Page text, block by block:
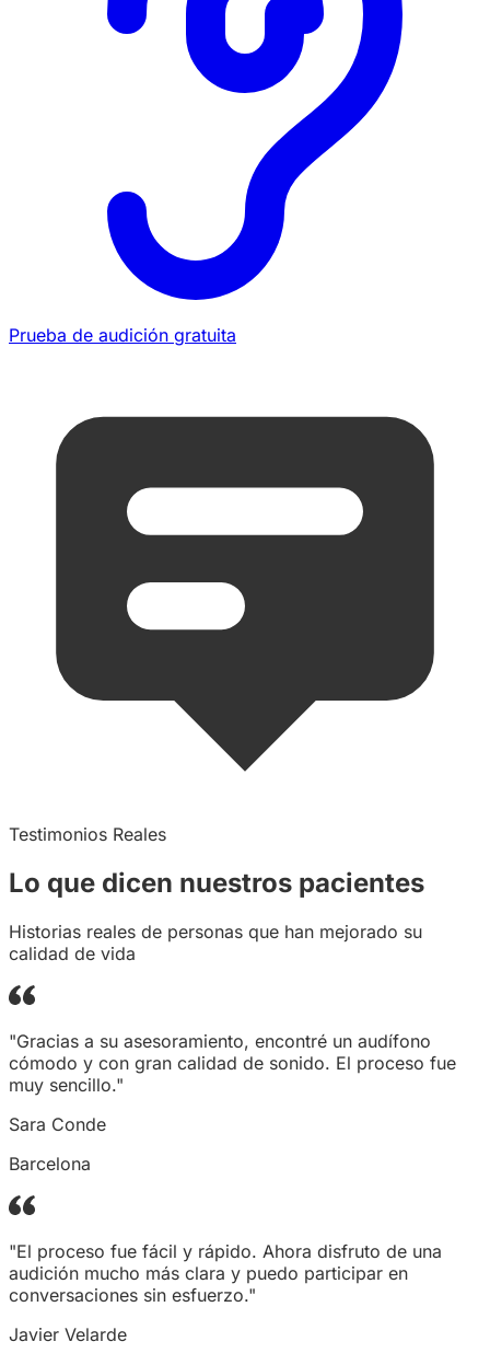
Prueba de audición gratuita
Testimonios Reales
Lo que dicen nuestros pacientes
Historias reales de personas que han mejorado su
calidad de vida
"Gracias a su asesoramiento, encontré un audífono
cómodo y con gran calidad de sonido. El proceso fue
muy sencillo."
Sara Conde
Barcelona
"El proceso fue fácil y rápido. Ahora disfruto de una
audición mucho más clara y puedo participar en
conversaciones sin esfuerzo."
Javier Velarde